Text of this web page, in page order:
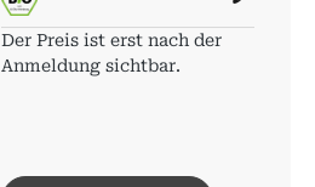
Der Preis ist erst nach der
Anmeldung sichtbar.